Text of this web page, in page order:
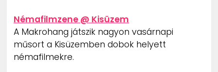
Némafilmzene @ Kisüzem
A Makrohang játszik nagyon vasárnapi
műsort a Kisüzemben dobok helyett
némafilmekre.